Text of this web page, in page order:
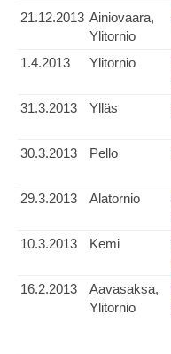
21.12.2013 Ainiovaara,
Ylitornio
1.4.2013
Ylitornio
31.3.2013 Ylläs
30.3.2013
Pello
29.3.2013 Alatornio
10.3.2013
Kemi
16.2.2013
Aavasaksa,
Ylitornio